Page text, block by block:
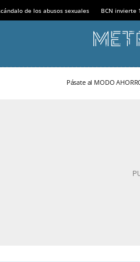
de los abusos sexuales BCN invierte
Pásate al MODO